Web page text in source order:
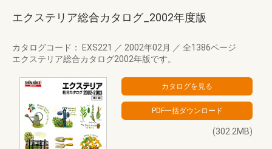
エクステリア総合カタログ_2002年度版
カタログコード： EXS221 ／ 2002年02月 ／ 全1386ページ
エクステリア総合カタログ2002年版です。
(302.2MB)